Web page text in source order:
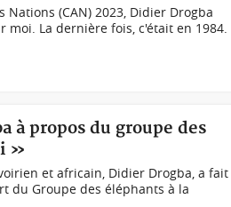
Nations (CAN) 2023, Didier Drogba
moi. La dernière fois, c'était en 1984.
à propos du groupe des
»
et africain, Didier Drogba, a fait
du Groupe des éléphants à la